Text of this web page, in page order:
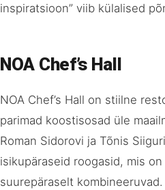
inspiratsioon” viib külalised
NOA Chef’s Hall
NOA Chef’s Hall on stiilne
parimad koostisosad üle
Roman Sidorovi ja Tõnis
isikupäraseid roogasid, mis
suurepäraselt kombineeruvad.